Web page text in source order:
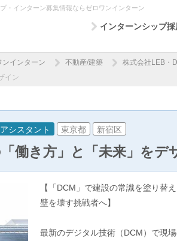
・インターン募集情報ならゼロワンインターン
インターンシップ
インターン 不動産/建築 株式会社LEB・
イン
シスタント 東京都 新宿区
働き方」と「未来」をデ
【「DCM」で建設の常識を塗り替
壁を壊す挑戦者へ】
最新のデジタル技術（DCM）で現